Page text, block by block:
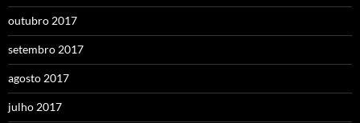
outubro 2017
setembro 2017
agosto 2017
julho 2017